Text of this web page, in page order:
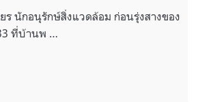
ร นักอนุรักษ์สิ่งแวดล้อม ก่อนรุ่งสางของ
ที่บ้านพ …